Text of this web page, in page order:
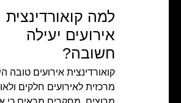
למה קואורדינצית
אירועים יעילה
חשובה?
קואורדינצית אירועים טובה
מרכזית לאירועים חלקים